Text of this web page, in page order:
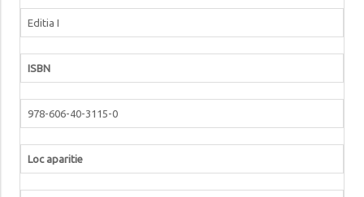
Editia I
ISBN
978-606-40-3115-0
Loc aparitie